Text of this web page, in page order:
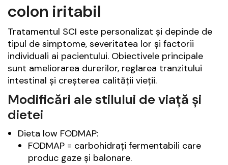
colon iritabil
Tratamentul SCI este personalizat și depinde de
tipul de simptome, severitatea lor și factorii
individuali ai pacientului. Obiectivele principale
sunt ameliorarea durerilor, reglarea tranzitului
intestinal și creșterea calității vieții.
Modificări ale stilului de viață și
dietei
Dieta low FODMAP:
FODMAP = carbohidrați fermentabili care
produc gaze și balonare.